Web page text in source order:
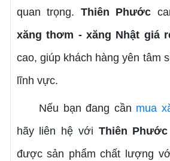
quan trọng. Thiên Phước
xăng thơm - xăng Nhật giá
cao, giúp khách hàng yên tâm
lĩnh vực.
Nếu bạn đang cần mua
hãy liên hệ với Thiên
được sản phẩm chất lượng